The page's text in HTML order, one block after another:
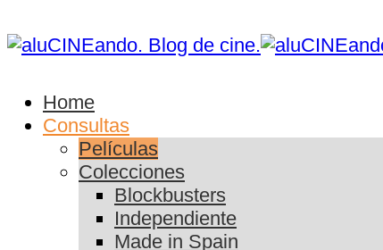
Home
Consultas
Películas
Colecciones
Blockbusters
Independiente
Made in Spain